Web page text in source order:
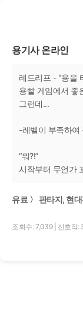
용기사 온라인
레드리프 - "용을
용빨 게임에서 좋
그런데...
-레벨이 부족하여
“뭐?!”
시작부터 무언가
유료 〉 판타지, 현
조회수: 7,039 선호작: